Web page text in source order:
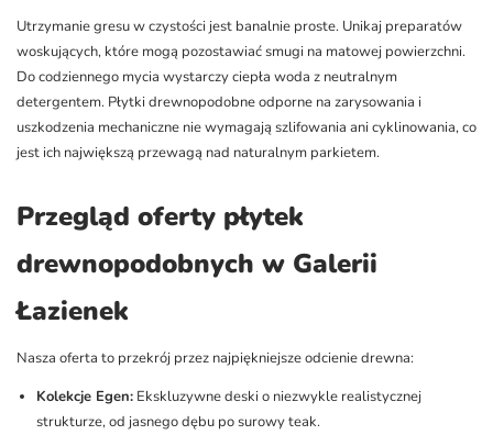
Utrzymanie gresu w czystości jest banalnie proste. Unikaj preparatów
woskujących, które mogą pozostawiać smugi na matowej powierzchni.
Do codziennego mycia wystarczy ciepła woda z neutralnym
detergentem. Płytki drewnopodobne odporne na zarysowania i
uszkodzenia mechaniczne nie wymagają szlifowania ani cyklinowania, co
jest ich największą przewagą nad naturalnym parkietem.
Przegląd oferty płytek
drewnopodobnych w Galerii
Łazienek
Nasza oferta to przekrój przez najpiękniejsze odcienie drewna:
Kolekcje Egen: Ekskluzywne deski o niezwykle realistycznej
strukturze, od jasnego dębu po surowy teak.